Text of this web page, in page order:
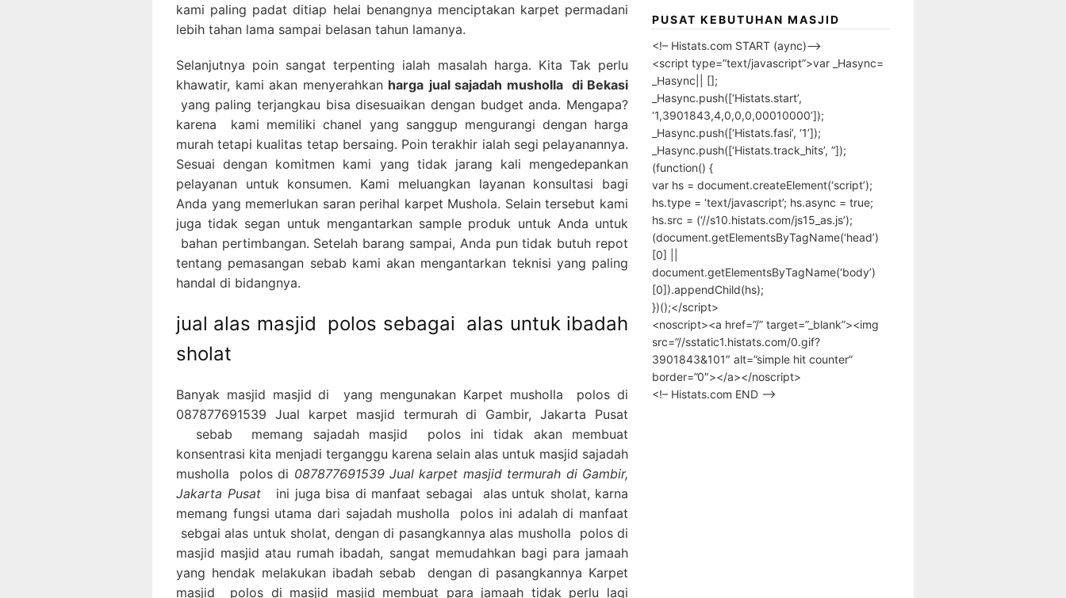
kami paling padat ditiap helai benangnya menciptakan karpet permadani
lebih tahan lama sampai belasan tahun lamanya.
Selanjutnya poin sangat terpenting ialah masalah harga. Kita Tak perlu
khawatir, kami akan menyerahkan harga jual sajadah musholla di Bekasi
yang paling terjangkau bisa disesuaikan dengan budget anda. Mengapa?
karena kami memiliki chanel yang sanggup mengurangi dengan harga
murah tetapi kualitas tetap bersaing. Poin terakhir ialah segi pelayanannya.
Sesuai dengan komitmen kami yang tidak jarang kali mengedepankan
pelayanan untuk konsumen. Kami meluangkan layanan konsultasi bagi
Anda yang memerlukan saran perihal karpet Mushola. Selain tersebut kami
juga tidak segan untuk mengantarkan sample produk untuk Anda untuk
bahan pertimbangan. Setelah barang sampai, Anda pun tidak butuh repot
tentang pemasangan sebab kami akan mengantarkan teknisi yang paling
handal di bidangnya.
jual alas masjid polos sebagai alas untuk ibadah
sholat
Banyak masjid masjid di yang mengunakan Karpet musholla polos di
087877691539 Jual karpet masjid termurah di Gambir, Jakarta Pusat
sebab memang sajadah masjid polos ini tidak akan membuat
konsentrasi kita menjadi terganggu karena selain alas untuk masjid sajadah
musholla polos di 087877691539 Jual karpet masjid termurah di Gambir,
Jakarta Pusat
ini juga bisa di manfaat sebagai alas untuk sholat, karna
memang fungsi utama dari sajadah musholla polos ini adalah di manfaat
sebgai alas untuk sholat, dengan di pasangkannya alas musholla polos di
masjid masjid atau rumah ibadah, sangat memudahkan bagi para jamaah
yang hendak melakukan ibadah sebab dengan di pasangkannya Karpet
masjid polos di masjid masjid membuat para jamaah tidak perlu lagi
PUSAT KEBUTUHAN MASJID
<!– Histats.com START (aync)–>
<script type=”text/javascript”>var _Hasync=
_Hasync|| [];
_Hasync.push([‘Histats.start’,
‘1,3901843,4,0,0,0,00010000’]);
_Hasync.push([‘Histats.fasi’, ‘1’]);
_Hasync.push([‘Histats.track_hits’, ”]);
(function() {
var hs = document.createElement(‘script’);
hs.type = ‘text/javascript’; hs.async = true;
hs.src = (‘//s10.histats.com/js15_as.js’);
(document.getElementsByTagName(‘head’)
[0] ||
document.getElementsByTagName(‘body’)
[0]).appendChild(hs);
})();</script>
<noscript><a href=”/” target=”_blank”><img
src=”//sstatic1.histats.com/0.gif?
3901843&101″ alt=”simple hit counter”
border=”0″></a></noscript>
<!– Histats.com END –>